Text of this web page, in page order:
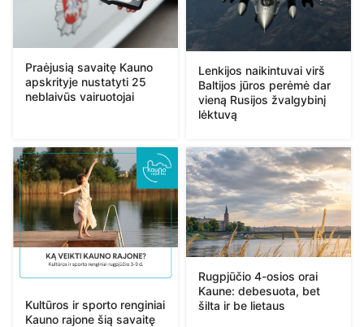
Praėjusią savaitę Kauno
apskrityje nustatyti 25
neblaivūs vairuotojai
Lenkijos naikintuvai virš
Baltijos jūros perėmė dar
vieną Rusijos žvalgybinį
lėktuvą
Kultūros ir sporto renginiai
Kauno rajone šią savaitę
Rugpjūčio 4-osios orai
Kaune: debesuota, bet
šilta ir be lietaus